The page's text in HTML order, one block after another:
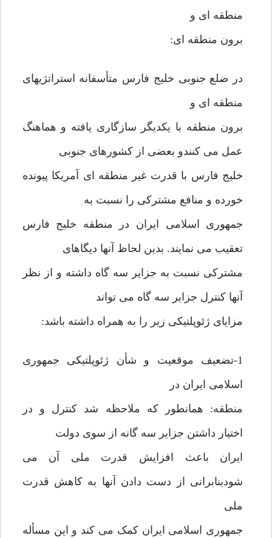
منطقه ای و
برون منطقه ای:
در ضلع جنوبی خلیج فارس متأسفانه استراتژیهای
منطقه ای و
برون منطقه با یکدیگر سازگاری یافته و هماهنگ
عمل می کنندو بعضی از کشورهای جنوبی
خلیج فارس با قدرت غیر منطقه ای آمریکا پیونده
خورده و منافع مشترکی را نسبت به
جمهوری اسلامی ایران در منطقه خلیج فارس
تعقیب می نمایند. بدین لحاظ آنها دیگاهای
مشترکی نسبت به جزایر سه گاه داشته و از نظر
آنها کنترل جزایر سه گاه می تواند
مزایای ژئوپلتیکی زیر را به همراه داشته باشد:
1-تضعیف موقعیت و شأن ژئوپلتیکی جمهوری
اسلامی ایران در
منطقه: همانطور که ملاحظه شد کنترل و در
اختیار داشتن جزایر سه گانه از سوی دولت
ایران باعث افزایش قدرت ملی آن می
شودبنابرانی از دست دادن آنها به کاهش قدرت
ملی
جمهوری اسلامی ایران کمک می کند و این مسأله